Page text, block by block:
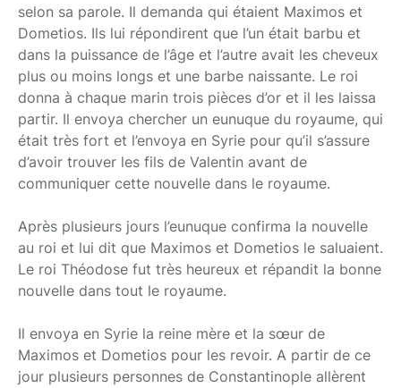
selon sa parole. Il demanda qui étaient Maximos et
Dometios. Ils lui répondirent que l’un était barbu et
dans la puissance de l’âge et l’autre avait les cheveux
plus ou moins longs et une barbe naissante. Le roi
donna à chaque marin trois pièces d’or et il les laissa
partir. Il envoya chercher un eunuque du royaume, qui
était très fort et l’envoya en Syrie pour qu’il s’assure
d’avoir trouver les fils de Valentin avant de
communiquer cette nouvelle dans le royaume.
Après plusieurs jours l’eunuque confirma la nouvelle
au roi et lui dit que Maximos et Dometios le saluaient.
Le roi Théodose fut très heureux et répandit la bonne
nouvelle dans tout le royaume.
Il envoya en Syrie la reine mère et la sœur de
Maximos et Dometios pour les revoir. A partir de ce
jour plusieurs personnes de Constantinople allèrent